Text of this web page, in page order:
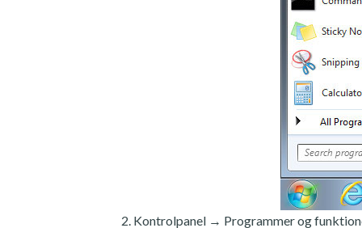
Kontrolpanel → Programmer og